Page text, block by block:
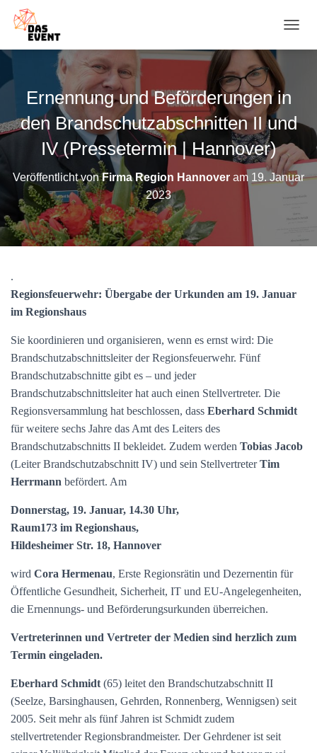
A
T
I
O
N
U
M
S
N
Ernennung und Beförderungen in
den Brandschutzabschnitten II und
IV (Pressetermin | Hannover)
Veröffentlicht vonFirma Region Hannover am 19. Januar
2023
.
Regionsfeuerwehr: Übergabe der Urkunden am 19. Januar
im Regionshaus
Sie koordinieren und organisieren, wenn es ernst wird: Die
Brandschutzabschnittsleiter der Regionsfeuerwehr. Fünf
Brandschutzabschnitte gibt es – und jeder
Brandschutzabschnittsleiter hat auch einen Stellvertreter. Die
Regionsversammlung hat beschlossen, dass Eberhard Schmidt
für weitere sechs Jahre das Amt des Leiters des
Brandschutzabschnitts II bekleidet. Zudem werden Tobias Jacob
(Leiter Brandschutzabschnitt IV) und sein StellvertreterTim
Herrmann befördert. Am
Donnerstag, 19. Januar, 14.30 Uhr,
Raum173 im Regionshaus,
Hildesheimer Str. 18, Hannover
wird Cora Hermenau, Erste Regionsrätin und Dezernentin für
Öffentliche Gesundheit, Sicherheit, IT und EU-Angelegenheiten,
die Ernennungs- und Beförderungsurkunden überreichen.
Vertreterinnen und Vertreter der Medien sind herzlich zum
Termin eingeladen.
Eberhard Schmidt (65) leitet den Brandschutzabschnitt II
(Seelze, Barsinghausen, Gehrden, Ronnenberg, Wennigsen) seit
2005. Seit mehr als fünf Jahren ist Schmidt zudem
stellvertretender Regionsbrandmeister. Der Gehrdener ist seit